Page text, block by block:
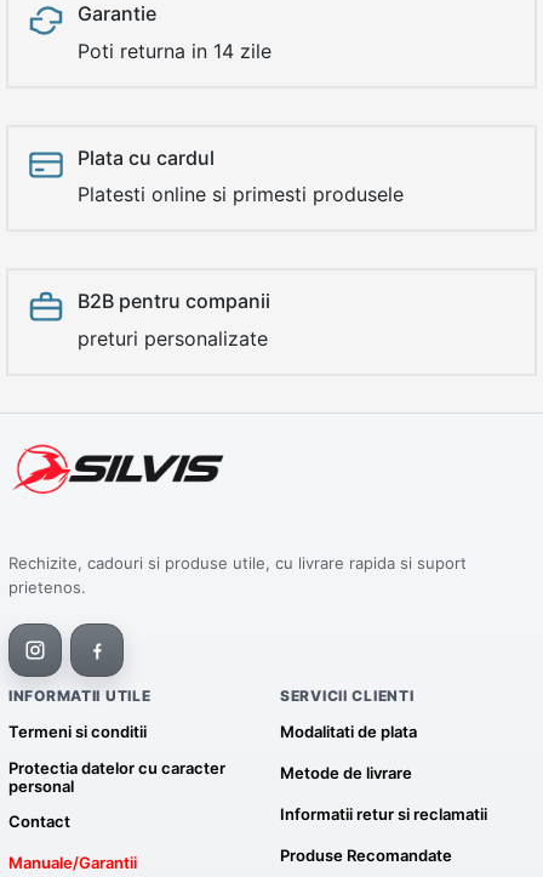
Garantie
Poti returna in 14 zile
Plata cu cardul
Platesti online si primesti produsele
B2B pentru companii
preturi personalizate
Rechizite, cadouri si produse utile, cu livrare rapida si suport
prietenos.
INFORMATII UTILE
Termeni si conditii
Protectia datelor cu caracter
personal
Contact
Manuale/Garantii
SERVICII CLIENTI
Modalitati de plata
Metode de livrare
Informatii retur si reclamatii
Produse Recomandate